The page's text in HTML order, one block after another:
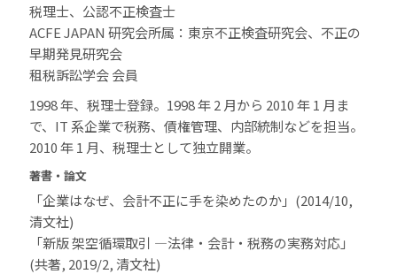
税理士、公認不正検査士
ACFE JAPAN 研究会所属：東京不正検査研究会、不正の
早期発見研究会
租税訴訟学会 会員
1998 年、税理士登録。1998 年 2 月から 2010 年 1 月ま
で、IT 系企業で税務、債権管理、内部統制などを担当。
2010 年 1 月、税理士として独立開業。
著書・論文
「企業はなぜ、会計不正に手を染めたのか」(2014/10,
清文社)
「新版 架空循環取引 ―法律・会計・税務の実務対応」
(共著, 2019/2, 清文社)